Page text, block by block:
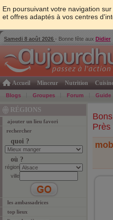
En poursuivant votre navigation
et offres adaptés à vos centres
Samedi 8 août 2026 - Bonne fête aux Didier
Accueil Minceur Nutrition
Blogs Groupes Forum Guide
RÉGIONS
ajouter un lieu favori
rechercher
quoi ?
où ?
région
ville
les ambassadrices
top lieux
Près